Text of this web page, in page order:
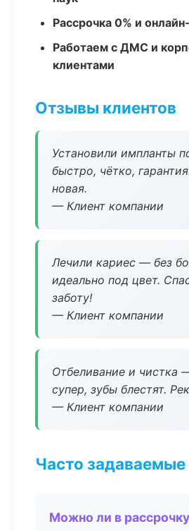
Рассрочка 0% и
Работаем с ДМС и
клиентами
Отзывы клиентов
Установили импланты
быстро, чётко,
новая.
— Клиент компании
Лечили кариес — без
идеально под цвет.
заботу!
— Клиент компании
Отбеливание и чистка
супер, зубы блестят.
— Клиент компании
Часто
Можно ли в